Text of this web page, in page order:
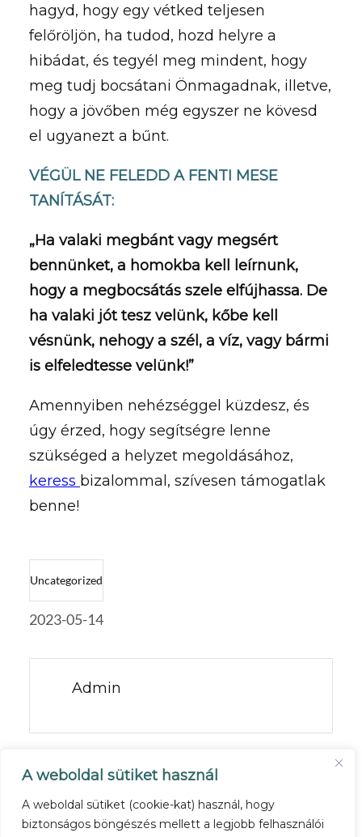
A weboldal sütiket használ
A weboldal sütiket (cookie-kat) használ, hogy
biztonságos böngészés mellett a legjobb felhasználói
hagyd, hogy egy vétked teljesen
felőröljön, ha tudod, hozd helyre a
hibádat, és tegyél meg mindent, hogy
meg tudj bocsátani Önmagadnak, illetve,
hogy a jövőben még egyszer ne kövesd
el ugyanezt a bűnt.
VÉGÜL NE FELEDD A FENTI MESE
TANÍTÁSÁT:
„Ha valaki megbánt vagy megsért
bennünket, a homokba kell leírnunk,
hogy a megbocsátás szele elfújhassa. De
ha valaki jót tesz velünk, kőbe kell
vésnünk, nehogy a szél, a víz, vagy bármi
is elfeledtesse velünk!”
Amennyiben nehézséggel küzdesz, és
úgy érzed, hogy segítségre lenne
szükséged a helyzet megoldásához,
keress bizalommal, szívesen támogatlak
benne!
Uncategorized
2023-05-14
Admin
PREV POST
VAJON TE JÓL TUDSZ SEGÍTENI